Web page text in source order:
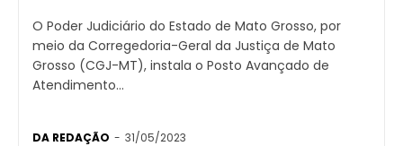
O Poder Judiciário do Estado de Mato Grosso, por
meio da Corregedoria-Geral da Justiça de Mato
Grosso (CGJ-MT), instala o Posto Avançado de
Atendimento...
DA REDAÇÃO - 31/05/2023